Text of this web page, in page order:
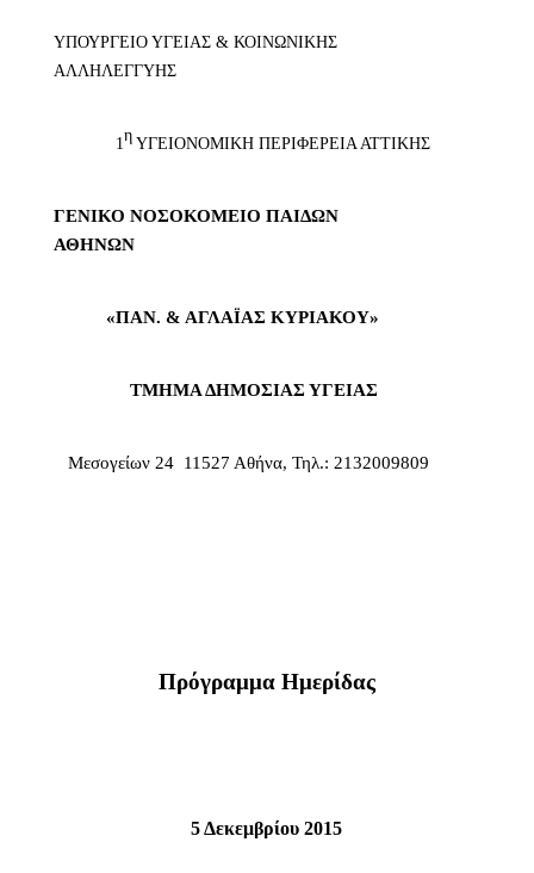
ΥΠΟΥΡΓΕΙΟ ΥΓΕΙΑΣ & ΚΟΙΝΩΝΙΚΗΣ
ΑΛΛΗΛΕΓΓΥΗΣ
1ηΥΓΕΙΟΝΟΜΙΚΗ ΠΕΡΙΦΕΡΕΙΑ ΑΤΤΙΚΗΣ
ΓΕΝΙΚΟ ΝΟΣΟΚΟΜΕΙΟ ΠΑΙΔΩΝ
ΑΘΗΝΩΝ
«ΠΑΝ. & ΑΓΛΑΪΑΣ ΚΥΡΙΑΚΟΥ»
ΤΜΗΜΑ ΔΗΜΟΣΙΑΣ ΥΓΕΙΑΣ
Μεσογείων 24  11527 Αθήνα, Τηλ.: 2132009809
Πρόγραμμα Ημερίδας
5 Δεκεμβρίου 2015